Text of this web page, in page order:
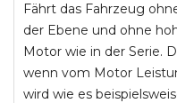
Fährt das Fahrzeug
der Ebene und ohne
Motor wie in der Serie.
wenn vom Motor
wird wie es